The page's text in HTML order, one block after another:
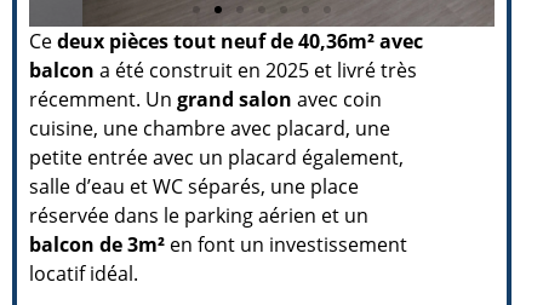
Cedeux pièces tout neuf de 40,36m² avec
balcon a été construit en 2025 et livré très
récemment. Un grand salon avec coin
cuisine, une chambre avec placard, une
petite entrée avec un placard également,
salle d’eau et WC séparés, une place
réservée dans le parking aérien et un
balcon de 3m² en font un investissement
locatif idéal.